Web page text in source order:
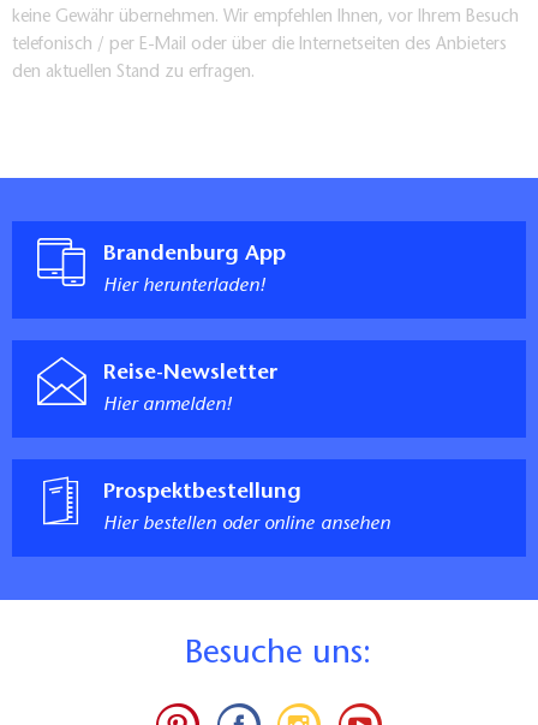
keine Gewähr übernehmen. Wir empfehlen Ihnen, vor Ihrem Besuch
telefonisch / per E-Mail oder über die Internetseiten des Anbieters
den aktuellen Stand zu erfragen.
Brandenburg App
Hier herunterladen!
Reise-Newsletter
Hier anmelden!
Prospektbestellung
Hier bestellen oder online ansehen
Besuche uns: